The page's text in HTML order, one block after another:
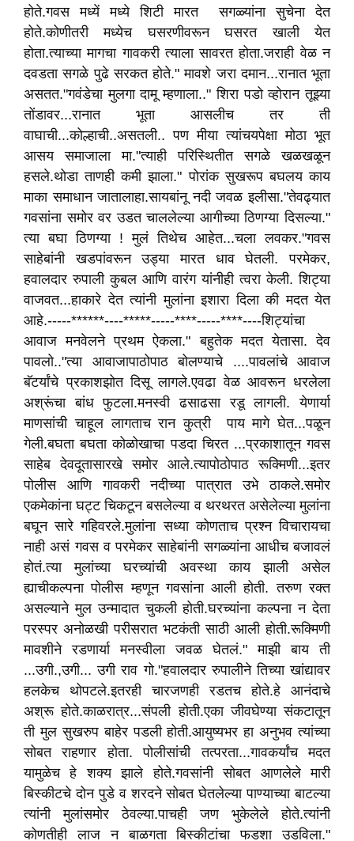
होते.गवस मध्यें मध्ये शिटी मारत सगळ्यांना सुचेना देत
होते.कोणीतरी मध्येच घसरणीवरून घसरत खाली येत
होता.त्याच्या मागचा गावकरी त्याला सावरत होता.जराही वेळ न
दवडता सगळे पुढे सरकत होते." मावशे जरा दमान...रानात भूता
असतत."गवंडेचा मुलगा दामू म्हणाला.." शिरा पडो व्होरान तूझ्या
तोंडावर...रानात भूता आसलीच तर ती
वाघाची...कोल्हाची..असतली.. पण मीया त्यांचयपेक्षा मोठा भूत
आसय समाजाला मा."त्याही परिस्थितीत सगळे खळखळून
हसले.थोडा ताणही कमी झाला." पोरांक सुखरूप बघलय काय
माका समाधान जातालाहा.सायबांनू नदी जवळ इलीसा."तेवढ्यात
गवसांना समोर वर उडत चाललेल्या आगीच्या ठिणग्या दिसल्या."
त्या बघा ठिणग्या ! मुलं तिथेच आहेत...चला लवकर."गवस
साहेबांनी खडपांवरून उड्या मारत धाव घेतली. परमेकर,
हवालदार रुपाली कुबल आणि वारंग यांनीही त्वरा केली. शिट्या
वाजवत...हाकारे देत त्यांनी मुलांना इशारा दिला की मदत येत
आहे.-----******----*****-----****-----****----शिट्यांचा
आवाज मनवेलने प्रथम ऐकला." बहुतेक मदत येतासा. देव
पावलो.."त्या आवाजापाठोपाठ बोलण्याचे ....पावलांचे आवाज
बॅटर्यांचे प्रकाशझोत दिसू लागले.एवढा वेळ आवरून धरलेला
अश्रूंचा बांध फुटला.मनस्वी ढसाढसा रडू लागली. येणार्या
माणसांची चाहूल लागताच रान कुत्री पाय मागे घेत...पळून
गेली.बघता बघता कोळोखाचा पडदा चिरत ...प्रकाशातून गवस
साहेब देवदूतासारखे समोर आले.त्यापोठोपाठ रूक्मिणी...इतर
पोलीस आणि गावकरी नदीच्या पात्रात उभे ठाकले.समोर
एकमेकांना घट्ट चिकटून बसलेल्या व थरथरत असेलेल्या मुलांना
बघून सारे गहिवरले.मुलांना सध्या कोणताच प्रश्न विचारायचा
नाही असं गवस व परमेकर साहेबांनी सगळ्यांना आधीच बजावलं
होतं.त्या मुलांच्या घरच्यांची अवस्था काय झाली असेल
ह्याचीकल्पना पोलीस म्हणून गवसांना आली होती. तरुण रक्त
असल्याने मुल उन्मादात चुकली होती.घरच्यांना कल्पना न देता
परस्पर अनोळखी परीसरात भटकंती साठी आली होती.रूक्मिणी
मावशीने रडणार्या मनस्वीला जवळ घेतलं." माझी बाय ती
...उगी.,उगी... उगी राव गो."हवालदार रुपालीने तिच्या खांद्यावर
हलकेच थोपटले.इतरही चारजणही रडतच होते.हे आनंदाचे
अश्रू होते.काळरात्र...संपली होती.एका जीवघेण्या संकटातून
ती मुल सुखरुप बाहेर पडली होती.आयुष्यभर हा अनुभव त्यांच्या
सोबत राहणार होता. पोलीसांची तत्परता...गावकर्यांच मदत
यामुळेच हे शक्य झाले होते.गवसांनी सोबत आणलेले मारी
बिस्कीटचे दोन पुडे व शरदने सोबत घेतलेल्या पाण्याच्या बाटल्या
त्यांनी मुलांसमोर ठेवल्या.पाचही जण भुकेलेले होते.त्यांनी
कोणतीही लाज न बाळगता बिस्कीटांचा फडशा उडविला."